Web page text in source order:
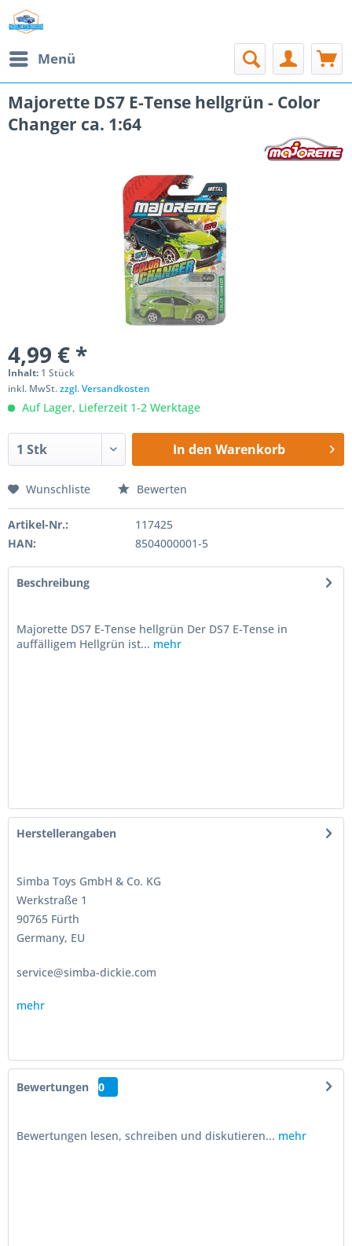
Menü
Majorette DS7 E-Tense hellgrün - Color
Changer ca. 1:64
4,99 € *
Inhalt: 1 Stück
inkl. MwSt.zzgl. Versandkosten
Auf Lager, Lieferzeit 1-2 Werktage
In den Warenkorb
Wunschliste Bewerten
Artikel-Nr.:
117425
HAN:
8504000001-5
Beschreibung
Majorette DS7 E-Tense hellgrün Der DS7 E-Tense in
auffälligem Hellgrün ist... mehr
Herstellerangaben
Simba Toys GmbH & Co. KG
Werkstraße 1
90765 Fürth
Germany, EU
service@simba-dickie.com
mehr
Bewertungen 0
Bewertungen lesen, schreiben und diskutieren... mehr